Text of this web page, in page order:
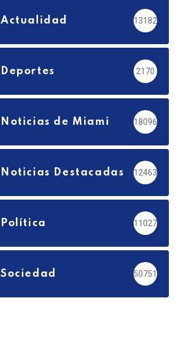
Actualidad 13182
Deportes 2170
Noticias de Miami 18096
Noticias Destacadas 12463
Política 11027
Sociedad 50751